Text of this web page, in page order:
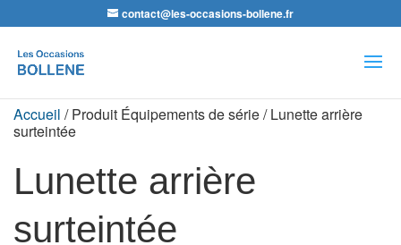
contact@les-occasions-bollene.fr
de
produits
Accueil / Produit Équipements de série / Lunette arrière
surteintée
Lunette arrière
surteintée